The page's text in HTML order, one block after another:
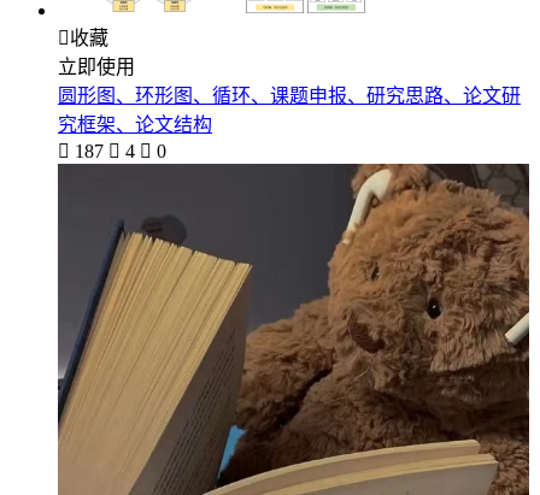
收藏
立即使用
圆形图、环形图、循环、课题申报、研究思路、论文研
究框架、论文结构
 187  4  0